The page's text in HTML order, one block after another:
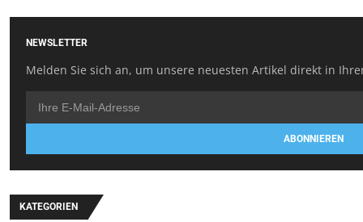
NEWSLETTER
Melden Sie sich an, um unsere neuesten Artikel direkt in
ABONNIEREN
KATEGORIEN